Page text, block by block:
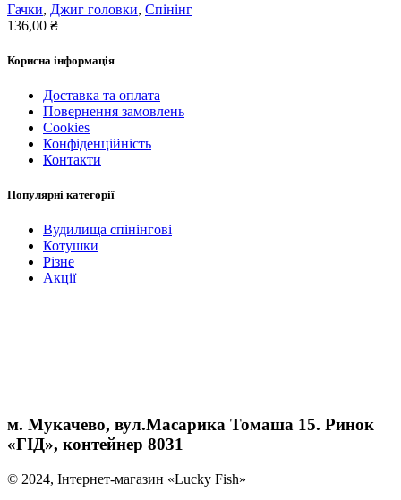
Гачки, Джиг головки, Спінінг
136,00 ₴
Корисна інформація
Доставка та оплата
Повернення замовлень
Cookies
Конфіденційність
Контакти
Популярні категорії
Вудилища спінінгові
Котушки
Різне
Акції
м. Мукачево, вул.Масарика Томаша 15. Ринок
«ГІД», контейнер 8031
© 2024, Інтернет-магазин «Lucky Fish»